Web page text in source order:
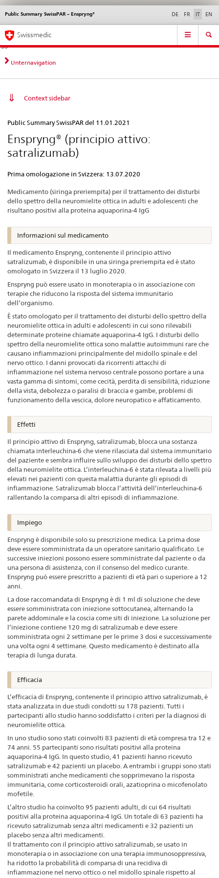
Navigazione
diretta:
novità,
aspetti
contatto
Novità &
norme
Contatto | Supporto &
aiuto
Public Summary SwissPAR – Enspryng® DE FR IT EN
Service
Navigation
Swissmedic
Unternavigation
Context sidebar
Summary
SwissPAR
–
Enspryng®
Public Summary SwissPAR del 11.01.2021
Enspryng® (principio attivo:
satralizumab)
Prima omologazione in Svizzera: 13.07.2020
Medicamento (siringa preriempita) per il trattamento dei disturbi
dello spettro della neuromielite ottica in adulti e adolescenti che
risultano positivi alla proteina aquaporina-4 IgG
Informazioni sul medicamento
Il medicamento Enspryng, contenente il principio attivo
satralizumab, è disponibile in una siringa preriempita ed è stato
omologato in Svizzera il 13 luglio 2020.
Enspryng può essere usato in monoterapia o in associazione con
terapie che riducono la risposta del sistema immunitario
dell’organismo.
È stato omologato per il trattamento dei disturbi dello spettro della
neuromielite ottica in adulti e adolescenti in cui sono rilevabili
determinate proteine chiamate aquaporina-4 IgG. I disturbi dello
spettro della neuromielite ottica sono malattie autoimmuni rare che
causano infiammazioni principalmente del midollo spinale e del
nervo ottico. I danni provocati da ricorrenti attacchi di
infiammazione nel sistema nervoso centrale possono portare a una
vasta gamma di sintomi, come cecità, perdita di sensibilità, riduzione
della vista, debolezza o paralisi di braccia e gambe, problemi di
funzionamento della vescica, dolore neuropatico e affaticamento.
Effetti
Il principio attivo di Enspryng, satralizumab, blocca una sostanza
chiamata interleuchina-6 che viene rilasciata dal sistema immunitario
del paziente e sembra influire sullo sviluppo dei disturbi dello spettro
della neuromielite ottica. L’interleuchina-6 è stata rilevata a livelli più
elevati nei pazienti con questa malattia durante gli episodi di
infiammazione. Satralizumab blocca l’attività dell’interleuchina-6
rallentando la comparsa di altri episodi di infiammazione.
Impiego
Enspryng è disponibile solo su prescrizione medica. La prima dose
deve essere somministrata da un operatore sanitario qualificato. Le
successive iniezioni possono essere somministrate dal paziente o da
una persona di assistenza, con il consenso del medico curante.
Enspryng può essere prescritto a pazienti di età pari o superiore a 12
anni.
La dose raccomandata di Enspryng è di 1 ml di soluzione che deve
essere somministrata con iniezione sottocutanea, alternando la
parete addominale e la coscia come siti di iniezione. La soluzione per
l’iniezione contiene 120 mg di satralizumab e deve essere
somministrata ogni 2 settimane per le prime 3 dosi e successivamente
una volta ogni 4 settimane. Questo medicamento è destinato alla
terapia di lunga durata.
Efficacia
L’efficacia di Enspryng, contenente il principio attivo satralizumab, è
stata analizzata in due studi condotti su 178 pazienti. Tutti i
partecipanti allo studio hanno soddisfatto i criteri per la diagnosi di
neuromielite ottica.
In uno studio sono stati coinvolti 83 pazienti di età compresa tra 12 e
74 anni. 55 partecipanti sono risultati positivi alla proteina
aquaporina-4 IgG. In questo studio, 41 pazienti hanno ricevuto
satralizumab e 42 pazienti un placebo. A entrambi i gruppi sono stati
somministrati anche medicamenti che sopprimevano la risposta
immunitaria, come corticosteroidi orali, azatioprina o micofenolato
mofetile.
L’altro studio ha coinvolto 95 pazienti adulti, di cui 64 risultati
positivi alla proteina aquaporina-4 IgG. Un totale di 63 pazienti ha
ricevuto satralizumab senza altri medicamenti e 32 pazienti un
placebo senza altri medicamenti.
Il trattamento con il principio attivo satralizumab, se usato in
monoterapia o in associazione con una terapia immunosoppressiva,
ha ridotto la probabilità di comparsa di una recidiva di
infiammazione nel nervo ottico o nel midollo spinale rispetto al